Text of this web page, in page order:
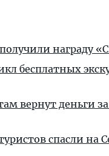
награду
бесплатных
вернут деньги
спасли на